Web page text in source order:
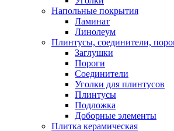
Напольные покрытия
Ламинат
Линолеум
Плинтусы, соединители,
Заглушки
Пороги
Соединители
Уголки для плинтусов
Плинтусы
Подложка
Доборные элементы
Плитка керамическая